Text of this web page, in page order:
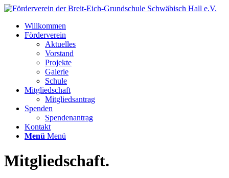
Willkommen
Förderverein
Aktuelles
Vorstand
Projekte
Galerie
Schule
Mitgliedschaft
Mitgliedsantrag
Spenden
Spendenantrag
Kontakt
Menü Menü
Mitgliedschaft.